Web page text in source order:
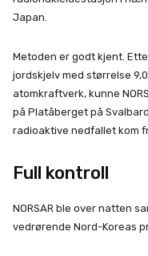
Japan.
Metoden er godt kjent.
jordskjelv med størrelse
atomkraftverk, kunne
på Platåberget på
radioaktive nedfallet kom
Full kontroll
NORSAR ble over natten
vedrørende Nord-Koreas